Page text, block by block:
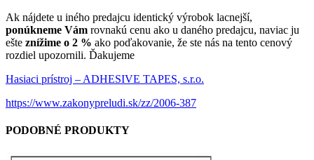
Ak nájdete u iného predajcu identický výrobok lacnejší,
ponúkneme Vám rovnakú cenu ako u daného predajcu, naviac ju
ešte znížime o 2 % ako poďakovanie, že ste nás na tento cenový
rozdiel upozornili. Ďakujeme
Hasiaci prístroj – ADHESIVE TAPES, s.r.o.
https://www.zakonypreludi.sk/zz/2006-387
PODOBNÉ PRODUKTY